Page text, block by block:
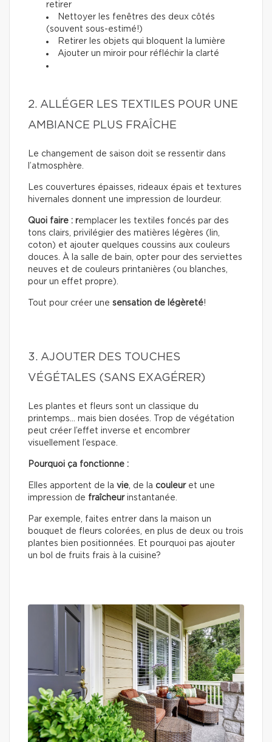
retirer
Nettoyer les fenêtres des deux côtés
(souvent sous-estimé!)
Retirer les objets qui bloquent la lumière
Ajouter un miroir pour réfléchir la clarté
2. ALLÉGER LES TEXTILES POUR UNE
AMBIANCE PLUS FRAÎCHE
Le changement de saison doit se ressentir dans
l’atmosphère.
Les couvertures épaisses, rideaux épais et textures
hivernales donnent une impression de lourdeur.
Quoi faire : remplacer les textiles foncés par des
tons clairs, privilégier des matières légères (lin,
coton) et ajouter quelques coussins aux couleurs
douces. À la salle de bain, opter pour des serviettes
neuves et de couleurs printanières (ou blanches,
pour un effet propre).
Tout pour créer une sensation de légèreté!
3. AJOUTER DES TOUCHES
VÉGÉTALES (SANS EXAGÉRER)
Les plantes et fleurs sont un classique du
printemps… mais bien dosées. Trop de végétation
peut créer l’effet inverse et encombrer
visuellement l’espace.
Pourquoi ça fonctionne :
Elles apportent de la vie, de la couleuret une
impression de fraîcheurinstantanée.
Par exemple, faites entrer dans la maison un
bouquet de fleurs colorées, en plus de deux ou trois
plantes bien positionnées. Et pourquoi pas ajouter
un bol de fruits frais à la cuisine?